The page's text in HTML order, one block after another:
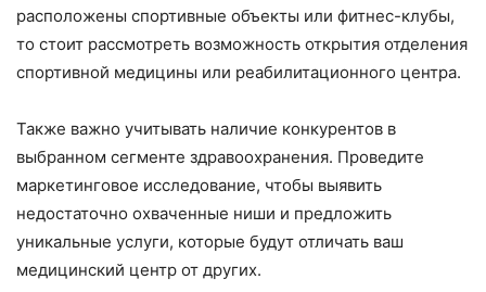
расположены спортивные объекты или фитнес-клубы,
то стоит рассмотреть возможность открытия отделения
спортивной медицины или реабилитационного центра.
Также важно учитывать наличие конкурентов в
выбранном сегменте здравоохранения. Проведите
маркетинговое исследование, чтобы выявить
недостаточно охваченные ниши и предложить
уникальные услуги, которые будут отличать ваш
медицинский центр от других.